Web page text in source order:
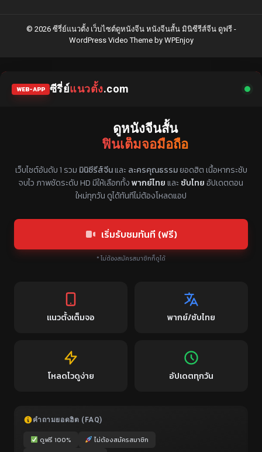
© 2026 ซีรี่ย์แนวตั้ง เว็บไซต์ดูหนังจีน หนังจีนสั้น มินิซีรีส์จีน ดูฟรี -
WordPress Video Themeby WPEnjoy
WEB-APP ซีรี่ย์แนวตั้ง.com
ดูหนังจีนสั้น
ฟินเต็มจอมือถือ
แหล่งรวมซีรี่ย์จีนแนวตั้ง พากย์ไทย ซับไทย
เว็บไซต์อันดับ 1 รวม มินิซีรีส์จีนและ ละครคุณธรรมยอดฮิต เนื้อหากระชับ
จบไว ภาพชัดระดับ HD มีให้เลือกทั้งพากย์ไทยและ ซับไทยอัปเดตตอน
ใหม่ทุกวัน ดูได้ทันทีไม่ต้องโหลดแอป
เริ่มรับชมทันที (ฟรี)
* ไม่ต้องสมัครสมาชิกก็ดูได้
แนวตั้งเต็มจอ พากย์/ซับไทย
โหลดไวดูง่าย อัปเดตทุกวัน
คำถามยอดฮิต (FAQ)
ดูฟรี 100%
ไม่ต้องสมัครสมาชิก